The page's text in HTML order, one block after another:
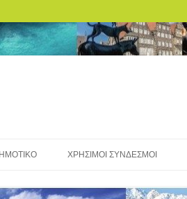
ΧΡΉΣΙΜΟΙ ΣΎΝΔΕΣΜΟΙ